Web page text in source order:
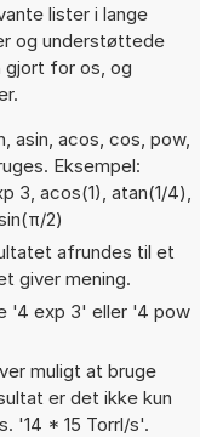
lister i lange
og understøttede
gjort for os, og
asin, acos, cos, pow,
Eksempel:
3, acos(1), atan(1/4),
2)
afrundes til et
giver mening.
'4 exp 3' eller '4 pow
muligt at bruge
er det ikke kun
'14 * 15 Torrl/s'.